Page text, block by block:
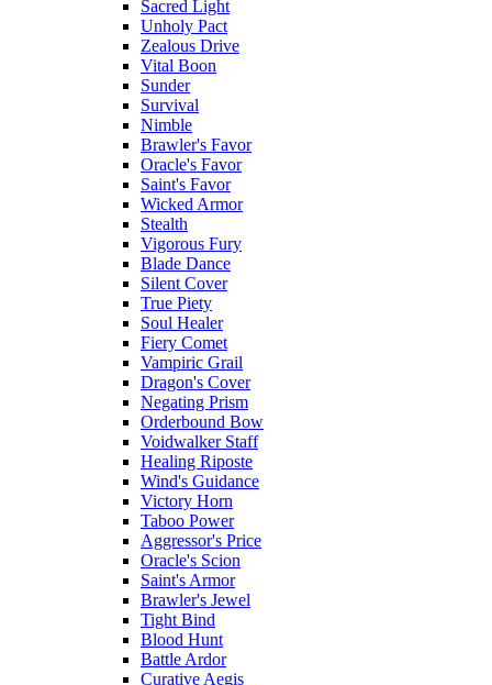
Sacred Light
Unholy Pact
Zealous Drive
Vital Boon
Sunder
Survival
Nimble
Brawler's Favor
Oracle's Favor
Saint's Favor
Wicked Armor
Stealth
Vigorous Fury
Blade Dance
Silent Cover
True Piety
Soul Healer
Fiery Comet
Vampiric Grail
Dragon's Cover
Negating Prism
Orderbound Bow
Voidwalker Staff
Healing Riposte
Wind's Guidance
Victory Horn
Taboo Power
Aggressor's Price
Oracle's Scion
Saint's Armor
Brawler's Jewel
Tight Bind
Blood Hunt
Battle Ardor
Curative Aegis